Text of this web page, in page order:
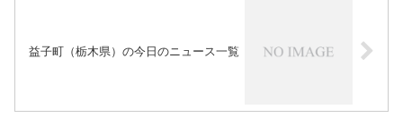
益子町（栃木県）の今日のニュース一覧